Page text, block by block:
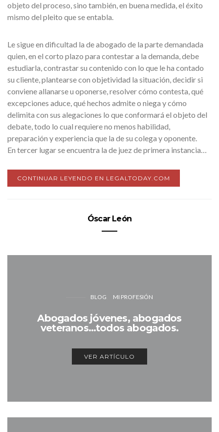
objeto del proceso, sino también, en buena medida, el éxito
mismo del pleito que se entabla.
Le sigue en dificultad la de abogado de la parte demandada
quien, en el corto plazo para contestar a la demanda, debe
estudiarla, contrastar su contenido con lo que le ha contado
su cliente, plantearse con objetividad la situación, decidir si
conviene allanarse u oponerse, resolver cómo contesta, qué
excepciones aduce, qué hechos admite o niega y cómo
delimita con sus alegaciones lo que conformará el objeto del
debate, todo lo cual requiere no menos habilidad,
preparación y experiencia que la de su colega y oponente.
En tercer lugar se encuentra la de juez de primera instancia…
CONTINUAR LEYENDO EN LEGALTODAY.COM
Óscar León
BLOG MI PROFESIÓN
Abogados jóvenes, abogados
veteranos…todos abogados.
VER ARTÍCULO